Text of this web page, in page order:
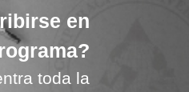
en
toda la